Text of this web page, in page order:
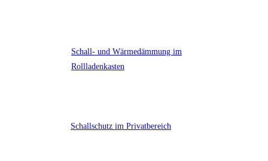
Schall- und Wärmedämmung im
Rollladenkasten
Schallschutz im Privatbereich